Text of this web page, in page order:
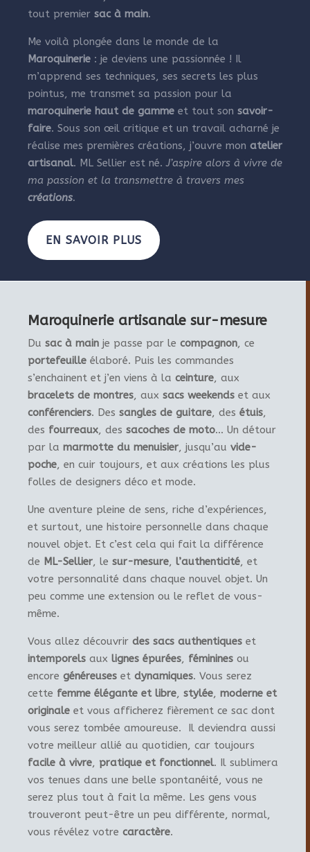
tout premier sac à main.
Me voilà plongée dans le monde de la
Maroquinerie : je deviens une passionnée ! Il
m’apprend ses techniques, ses secrets les plus
pointus, me transmet sa passion pour la
maroquinerie haut de gamme et tout son savoir-
faire. Sous son œil critique et un travail acharné je
réalise mes premières créations, j’ouvre mon atelier
artisanal. ML Sellier est né. J’aspire alors à vivre de
ma passion et la transmettre à travers mes
créations.
EN SAVOIR PLUS
Maroquinerie artisanale sur-mesure
Du sac à main je passe par le compagnon, ce
portefeuille élaboré. Puis les commandes
s’enchainent et j’en viens à la ceinture, aux
bracelets de montres, aux sacs weekends et aux
conférenciers. Des sangles de guitare, des étuis,
des fourreaux, des sacoches de moto… Un détour
par la marmotte du menuisier, jusqu’au vide-
poche, en cuir toujours, et aux créations les plus
folles de designers déco et mode.
Une aventure pleine de sens, riche d’expériences,
et surtout, une histoire personnelle dans chaque
nouvel objet. Et c’est cela qui fait la différence
de ML-Sellier, le sur-mesure, l’authenticité, et
votre personnalité dans chaque nouvel objet. Un
peu comme une extension ou le reflet de vous-
même.
Vous allez découvrir des sacs authentiques et
intemporels aux lignes épurées, féminines ou
encore généreuses et dynamiques. Vous serez
cette femme élégante et libre, stylée, moderne et
originale et vous afficherez fièrement ce sac dont
vous serez tombée amoureuse. Il deviendra aussi
votre meilleur allié au quotidien, car toujours
facile à vivre, pratique et fonctionnel. Il sublimera
vos tenues dans une belle spontanéité, vous ne
serez plus tout à fait la même. Les gens vous
trouveront peut-être un peu différente, normal,
vous révélez votre caractère.